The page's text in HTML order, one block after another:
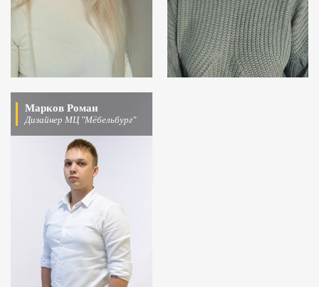
Марков Роман
Дизайнер МЦ "Мёбельбург"